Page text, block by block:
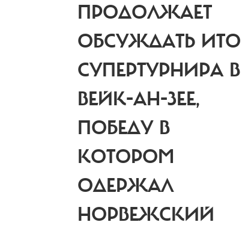
ПРОДОЛЖАЕТ
ОБСУЖДАТЬ
СУПЕРТУРНИРА В
ВЕЙК-АН-ЗЕЕ,
ПОБЕДУ В
КОТОРОМ
ОДЕРЖАЛ
НОРВЕЖСКИЙ